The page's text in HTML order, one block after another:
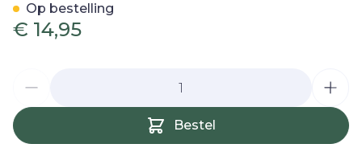
€ 14,95
Bestel
Op bestelling